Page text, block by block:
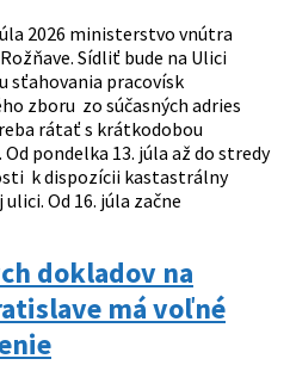
2026 ministerstvo vnútra
Sídliť bude na Ulici
sťahovania pracovísk
zboru zo súčasných adries
rátať s krátkodobou
pondelka 13. júla až do stredy
k dispozícii kastastrálny
Od 16. júla začne
dokladov na
má voľné